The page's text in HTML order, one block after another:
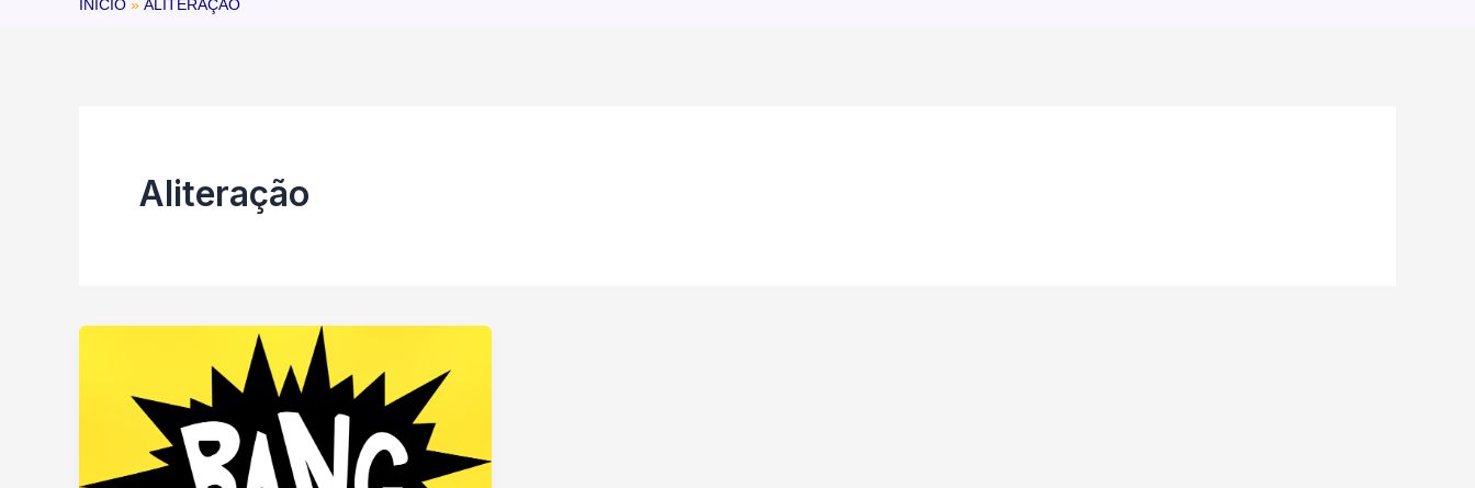
INÍCIO ALITERAÇÃO
Aliteração